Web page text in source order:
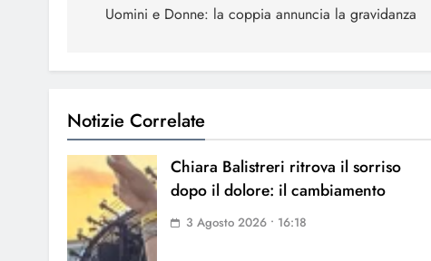
articoli
Uomini e Donne: la coppia annuncia la gravidanza
Notizie Correlate
Chiara Balistreri ritrova il sorriso
dopo il dolore: il cambiamento
3 Agosto 2026 • 16:18